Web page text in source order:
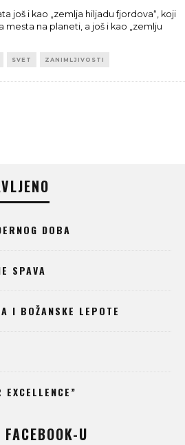
još i kao „zemlja hiljadu fjordova“, koji
mesta na planeti, a još i kao „zemlju
SVET ZANIMLJIVOSTI
DOBA
SPAVA
I BOŽANSKE LEPOTE
U